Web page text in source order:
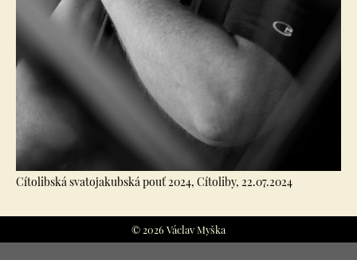
Cítolibská svatojakubská pouť 2024, Cítoliby, 22.07.2024
© 2026 Václav Myška